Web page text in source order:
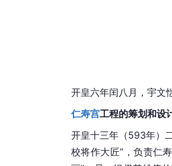
开皇六年闰八月，宇文
仁寿宫工程的筹划和设
开皇十三年（593年）
校将作大匠”，负责仁